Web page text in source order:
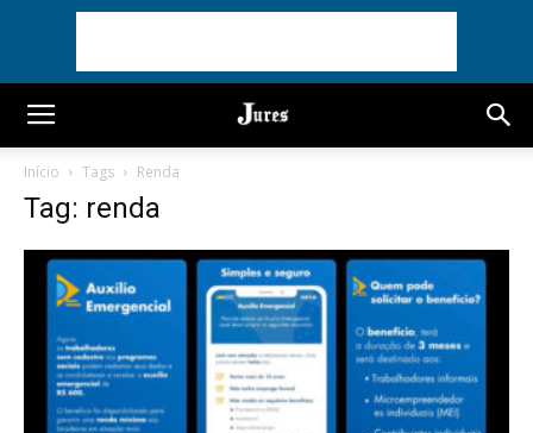
Início Tags Renda
Tag: renda